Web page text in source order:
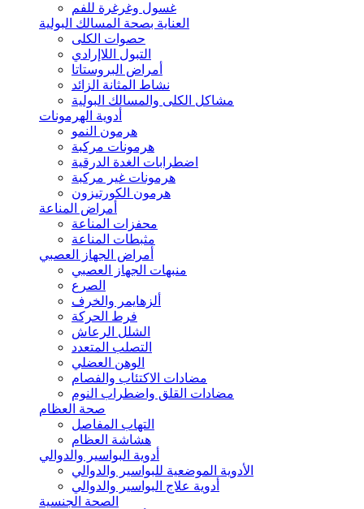
غسول وغرغرة للفم
العناية بصحة المسالك البولية
حصوات الكلى
التبول اللاإرادي
أمراض البروستاتا
نشاط المثانة الزائد
مشاكل الكلى والمسالك البولية
أدوية الهرمونات
هرمون النمو
هرمونات مركبة
اضطرابات الغدة الدرقية
هرمونات غير مركبة
هرمون الكورتيزون
أمراض المناعة
محفزات المناعة
مثبطات المناعة
أمراض الجهاز العصبي
منبهات الجهاز العصبي
الصرع
ألزهايمر والخرف
فرط الحركة
الشلل الرعاش
التصلب المتعدد
الوهن العضلي
مضادات الاكتئاب والفصام
مضادات القلق واضطراب النوم
صحة العظام
التهاب المفاصل
هشاشة العظام
أدوية البواسير والدوالي
الأدوية الموضعية للبواسير والدوالي
أدوية علاج البواسير والدوالي
الصحة الجنسية